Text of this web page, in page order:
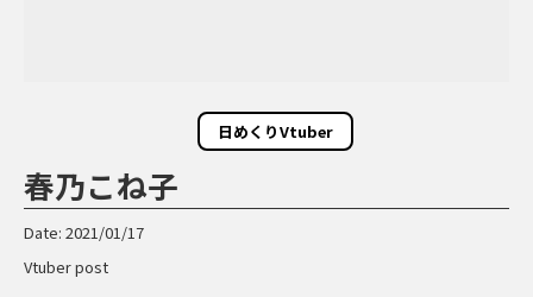
日めくりVtuber
春乃こね子
Date: 2021/01/17
Vtuber post